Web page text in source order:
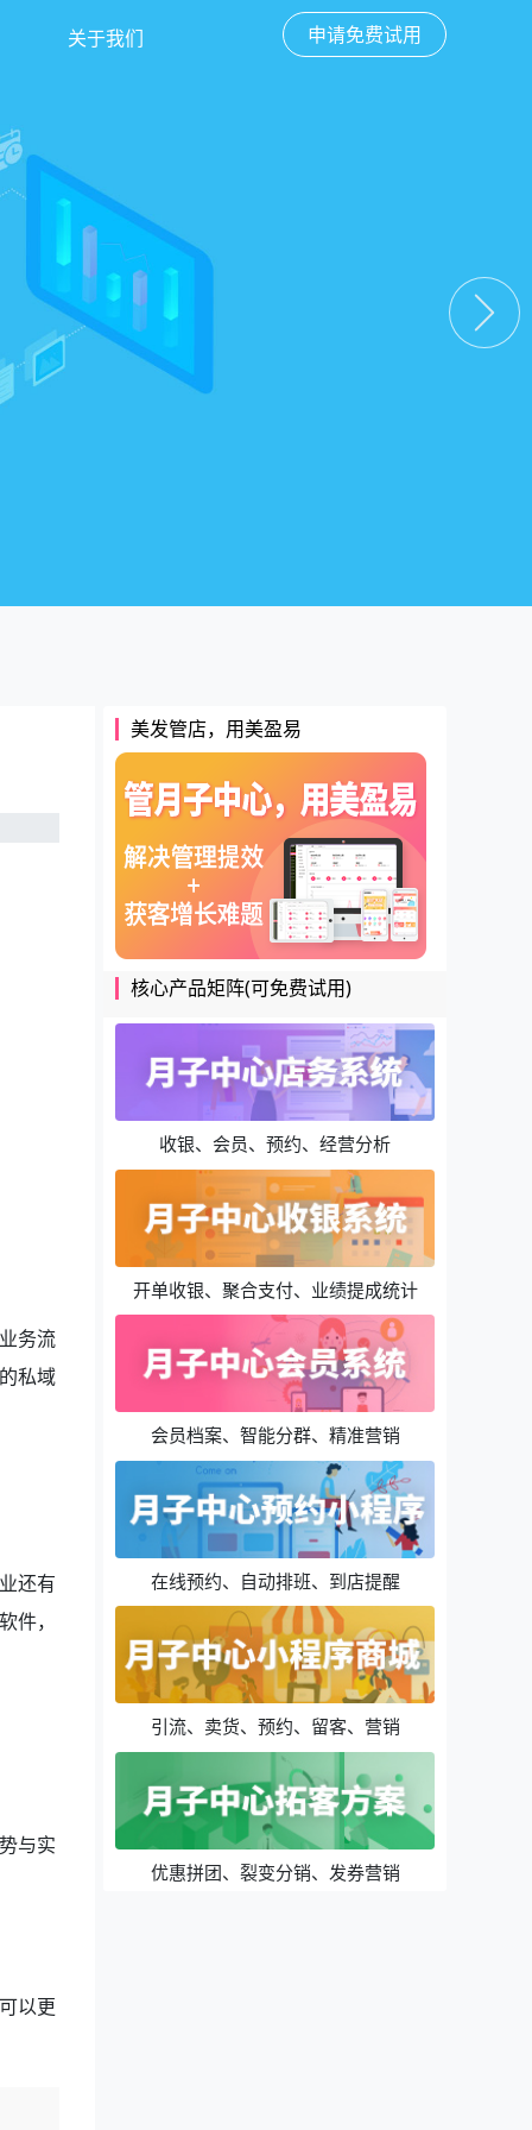
关于我们 申请免费试用
务流
私域
还有
件，
与实
以更
美发管店，用美盈易
核心产品矩阵(可免费试用)
收银、会员、预约、经营分析
开单收银、聚合支付、业绩提成统计
会员档案、智能分群、精准营销
在线预约、自动排班、到店提醒
引流、卖货、预约、留客、营销
优惠拼团、裂变分销、发券营销